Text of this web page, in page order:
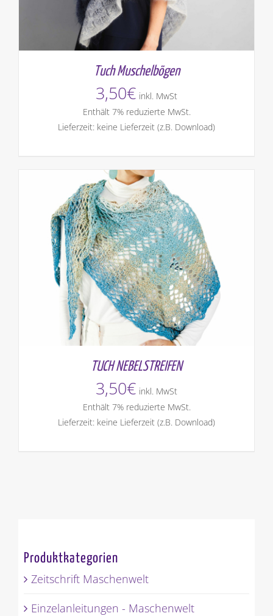
Tuch Muschelbögen
3,50€ inkl. MwSt
Enthält 7% reduzierte MwSt.
Lieferzeit: keine Lieferzeit (z.B. Download)
TUCH NEBELSTREIFEN
3,50€ inkl. MwSt
Enthält 7% reduzierte MwSt.
Lieferzeit: keine Lieferzeit (z.B. Download)
Produktkategorien
Zeitschrift Maschenwelt
Einzelanleitungen - Maschenwelt